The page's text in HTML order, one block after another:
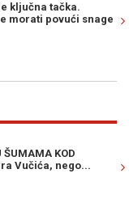
je ključna tačka.
morati povući snage
ŠUMAMA KOD
Vučića, nego...